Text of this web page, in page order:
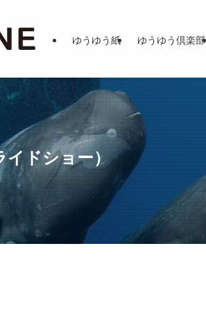
ゆうゆう紙 ゆうゆう倶楽部
イドショー）